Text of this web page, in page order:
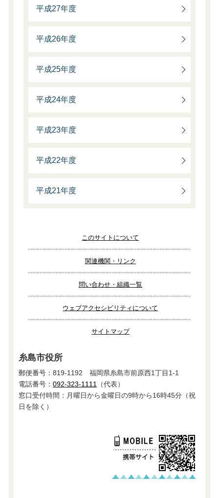
平成27年度
平成26年度
平成25年度
平成24年度
平成23年度
平成22年度
平成21年度
このサイトについて
関連機関・リンク
問い合わせ・組織一覧
ウェブアクセシビリティについて
サイトマップ
糸島市役所
郵便番号：819-1192 福岡県糸島市前原西1丁目1-1
電話番号： 092-323-1111
（代表）
窓口受付時間：月曜日から金曜日の9時から16時45分（祝
日を除く）